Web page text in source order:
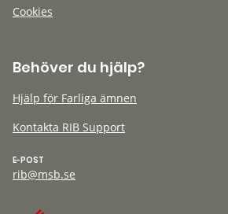
Cookies
Behöver du hjälp?
Hjälp för Farliga ämnen
Kontakta RIB Support
E-POST
rib@msb.se